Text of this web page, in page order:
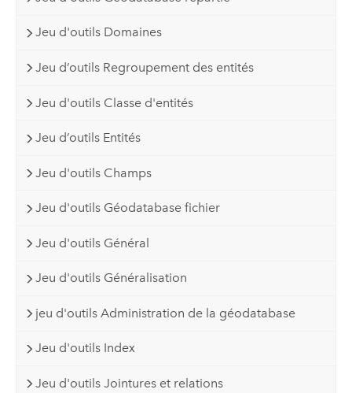
Jeu d'outils Domaines
Jeu d’outils Regroupement des entités
Jeu d'outils Classe d'entités
Jeu d’outils Entités
Jeu d'outils Champs
Jeu d'outils Géodatabase fichier
Jeu d'outils Général
Jeu d'outils Généralisation
jeu d'outils Administration de la géodatabase
Jeu d'outils Index
Jeu d'outils Jointures et relations